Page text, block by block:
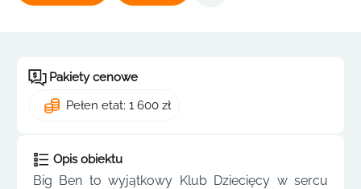
Pakiety cenowe
Pełen etat: 1 600 zł
Opis obiektu
Big Ben to wyjątkowy Klub Dziecięcy w sercu